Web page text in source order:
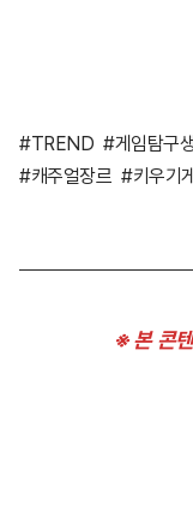
#TREND #게임탐구
#캐주얼장르 #키우기
※ 본 콘